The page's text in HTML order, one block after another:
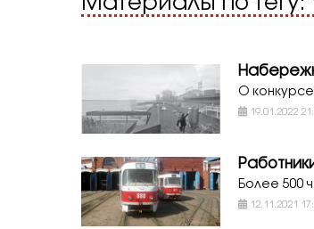
О
19.01.2022
Более 500
12.11.2021